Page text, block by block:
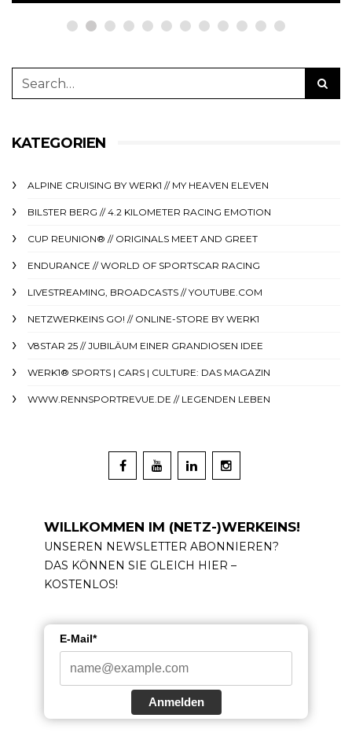
KATEGORIEN
ALPINE CRUISING BY WERK1 // MY HEAVEN ELEVEN
BILSTER BERG // 4.2 KILOMETER RACING EMOTION
CUP REUNION® // ORIGINALS MEET AND GREET
ENDURANCE // WORLD OF SPORTSCAR RACING
LIVESTREAMING, BROADCASTS // YOUTUBE.COM
NETZWERKEINS GO! // ONLINE-STORE BY WERK1
V8STAR 25 // JUBILÄUM EINER GRANDIOSEN IDEE
WERK1® SPORTS | CARS | CULTURE: DAS MAGAZIN
WWW.RENNSPORTREVUE.DE // LEGENDEN LEBEN
WILLKOMMEN IM (NETZ-)WERKEINS!
UNSEREN NEWSLETTER ABONNIEREN?
DAS KÖNNEN SIE GLEICH HIER –
KOSTENLOS!
E-Mail*
Anmelden